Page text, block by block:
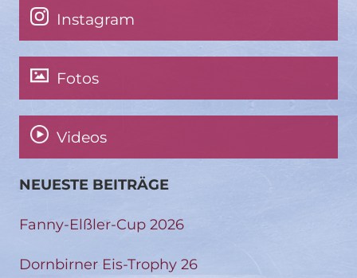
Instagram
Fotos
Videos
NEUESTE BEITRÄGE
Fanny-Elßler-Cup 2026
Dornbirner Eis-Trophy 26